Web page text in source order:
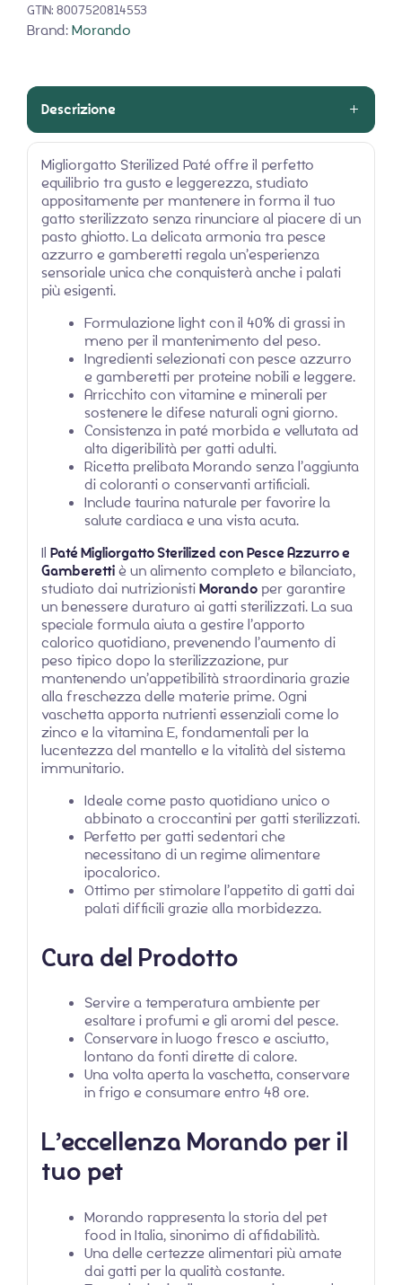
GTIN: 8007520814553
Brand:Morando
Descrizione
Migliorgatto Sterilized Paté offre il perfetto
equilibrio tra gusto e leggerezza, studiato
appositamente per mantenere in forma il tuo
gatto sterilizzato senza rinunciare al piacere di un
pasto ghiotto. La delicata armonia tra pesce
azzurro e gamberetti regala un’esperienza
sensoriale unica che conquisterà anche i palati
più esigenti.
Formulazione light con il 40% di grassi in
meno per il mantenimento del peso.
Ingredienti selezionati con pesce azzurro
e gamberetti per proteine nobili e leggere.
Arricchito con vitamine e minerali per
sostenere le difese naturali ogni giorno.
Consistenza in paté morbida e vellutata ad
alta digeribilità per gatti adulti.
Ricetta prelibata Morando senza l’aggiunta
di coloranti o conservanti artificiali.
Include taurina naturale per favorire la
salute cardiaca e una vista acuta.
Il Paté Migliorgatto Sterilized con Pesce Azzurro e
Gamberettiè un alimento completo e bilanciato,
studiato dai nutrizionistiMorandoper garantire
un benessere duraturo ai gatti sterilizzati. La sua
speciale formula aiuta a gestire l’apporto
calorico quotidiano, prevenendo l’aumento di
peso tipico dopo la sterilizzazione, pur
mantenendo un’appetibilità straordinaria grazie
alla freschezza delle materie prime. Ogni
vaschetta apporta nutrienti essenziali come lo
zinco e la vitamina E, fondamentali per la
lucentezza del mantello e la vitalità del sistema
immunitario.
Ideale come pasto quotidiano unico o
abbinato a croccantini per gatti sterilizzati.
Perfetto per gatti sedentari che
necessitano di un regime alimentare
ipocalorico.
Ottimo per stimolare l’appetito di gatti dai
palati difficili grazie alla morbidezza.
Cura del Prodotto
Servire a temperatura ambiente per
esaltare i profumi e gli aromi del pesce.
Conservare in luogo fresco e asciutto,
lontano da fonti dirette di calore.
Una volta aperta la vaschetta, conservare
in frigo e consumare entro 48 ore.
L’eccellenza Morando per il
tuo pet
Morando rappresenta la storia del pet
food in Italia, sinonimo di affidabilità.
Una delle certezze alimentari più amate
dai gatti per la qualità costante.